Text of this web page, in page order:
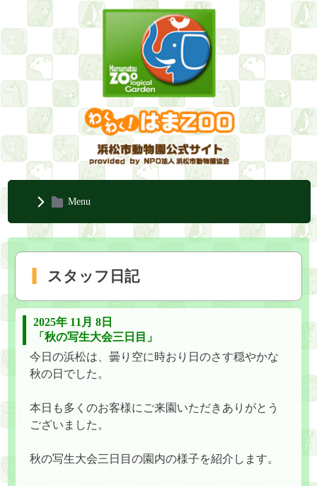
Menu
スタッフ日記
2025年 11月 8日
「秋の写生大会三日目」
今日の浜松は、曇り空に時おり日のさす穏やかな
秋の日でした。
本日も多くのお客様にご来園いただきありがとう
ございました。
秋の写生大会三日目の園内の様子を紹介します。